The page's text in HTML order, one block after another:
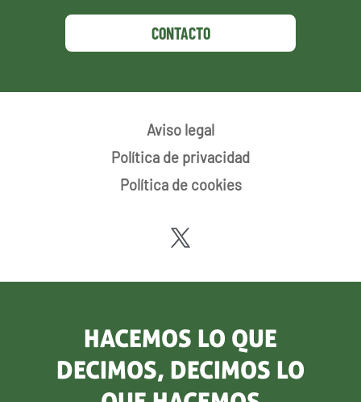
CONTACTO
Aviso legal
Política de privacidad
Política de cookies
HACEMOS LO QUE
DECIMOS, DECIMOS LO